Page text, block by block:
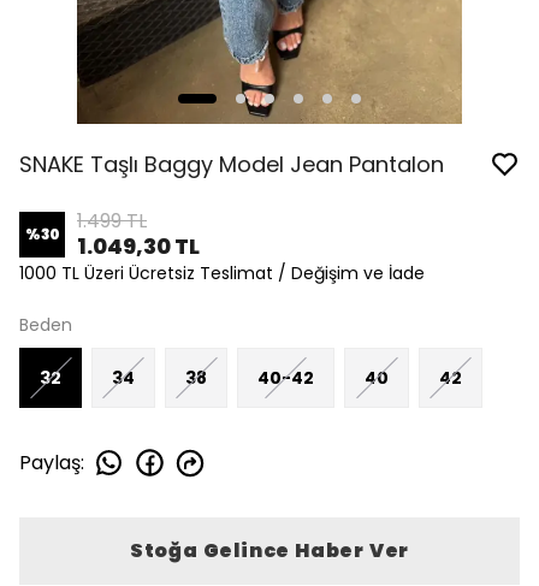
SNAKE Taşlı Baggy Model Jean Pantalon
%30 1.499 TL
1.049,30 TL
1000 TL Üzeri Ücretsiz Teslimat / Değişim ve İade
Beden
32 34 38 40-42 40 42
Paylaş:
Stoğa Gelince Haber Ver